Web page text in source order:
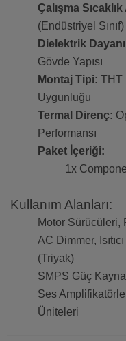
Çalışma Sıcaklık
(Endüstriyel Sınıf)
Dielektrik
Gövde Yapısı
Montaj Tipi: THT
Uygunluğu
Termal Direnç:
Performansı
Paket İçeriği:
1x
Kullanım Alanları:
Motor Sürücüleri,
AC Dimmer,
(Triyak)
SMPS Güç
Ses
Üniteleri